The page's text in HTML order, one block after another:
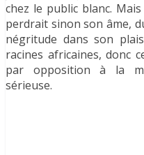
chez le public blanc.
perdrait sinon son âme,
négritude dans son
racines africaines, donc
par opposition à la
sérieuse.